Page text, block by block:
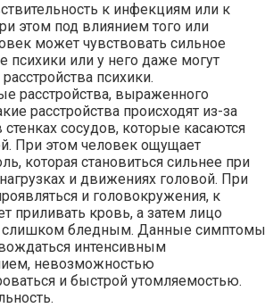
к инфекциям или к
этом под влиянием того или
может чувствовать сильное
психики или у него даже могут
психики.
расстройства, выраженного
расстройства происходят из-за
сосудов, которые касаются
При этом человек ощущает
которая становиться сильнее при
и движениях головой. При
и головокружения, к
приливать кровь, а затем лицо
слишком бледным. Данные симптомы
интенсивным
невозможностью
и быстрой утомляемостью.